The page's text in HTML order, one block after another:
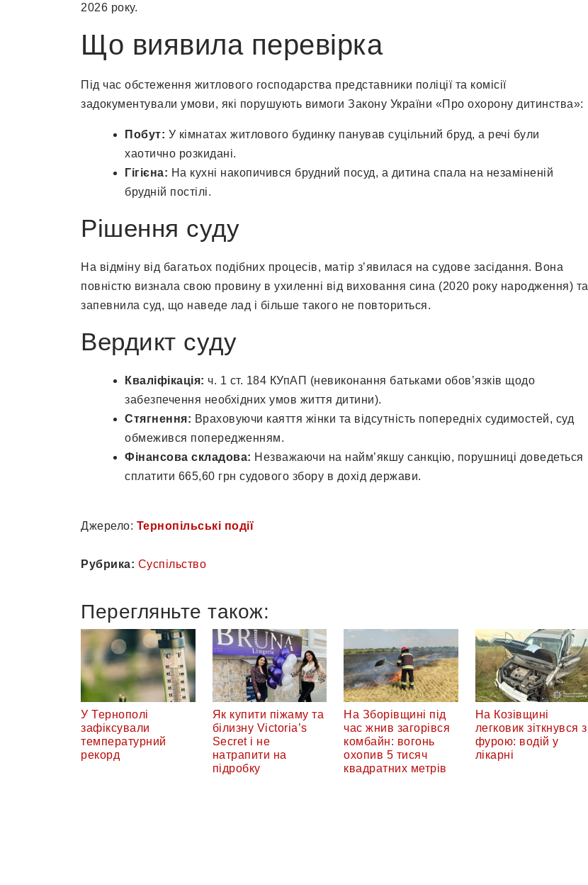
2026 року.
Що виявила перевірка
Під час обстеження житлового господарства представники поліції та комісії
задокументували умови, які порушують вимоги Закону України «Про охорону дитинства»:
Побут: У кімнатах житлового будинку панував суцільний бруд, а речі були
хаотично розкидані.
Гігієна: На кухні накопичився брудний посуд, а дитина спала на незаміненій
брудній постілі.
Рішення суду
На відміну від багатьох подібних процесів, матір з’явилася на судове засідання. Вона
повністю визнала свою провину в ухиленні від виховання сина (2020 року народження) та
запевнила суд, що наведе лад і більше такого не повториться.
Вердикт суду
Кваліфікація: ч. 1 ст. 184 КУпАП (невиконання батьками обов’язків щодо
забезпечення необхідних умов життя дитини).
Стягнення: Враховуючи каяття жінки та відсутність попередніх судимостей, суд
обмежився попередженням.
Фінансова складова: Незважаючи на найм’якшу санкцію, порушниці доведеться
сплатити 665,60 грн судового збору в дохід держави.
Джерело: Тернопільські події
Рубрика: Суспільство
Перегляньте також:
У Тернополі
зафіксували
температурний
рекорд
Як купити піжаму та
білизну Victoria’s
Secret і не
натрапити на
підробку
На Зборівщині під
час жнив загорівся
комбайн: вогонь
охопив 5 тисяч
квадратних метрів
На Козівщині
легковик зіткнувся з
фурою: водій у
лікарні